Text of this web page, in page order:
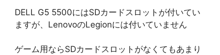
DELL G5 5500にはSDカードスロットが付いてい
ますが、LenovoのLegionには付いていません
ゲーム用ならSDカードスロットがなくてもあまり